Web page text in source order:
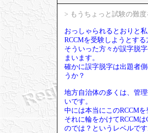
> もうちょっと試験の難
おっしゃられるとおりと私
RCCMを受験しようとす
そういった方々が誤字脱
まいます。
確かに誤字脱字は出題者
うか？
地方自治体の多くは、管
いです。
中には本当にこのRCCM
それに輪をかけてRCCM
のでは？というレベルです